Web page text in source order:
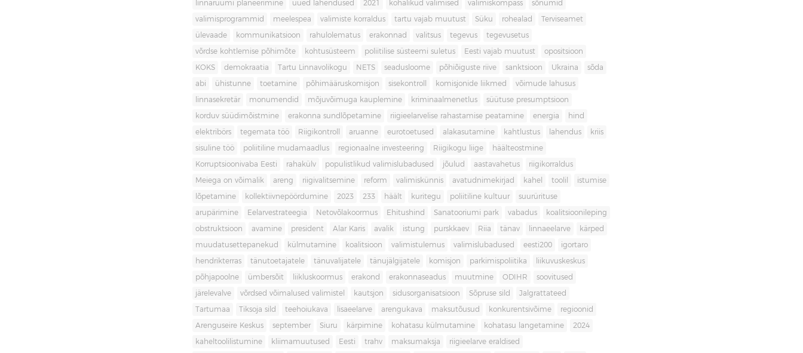
linnaruumi planeerimine uued lahendused 2021 kohalikud valimised valimiskompass sõnumid
valimisprogrammid meelespea valimiste korraldus tartu vajab muutust Süku rohealad Terviseamet
ülevaade kommunikatsioon rahulolematus erakonnad valitsus tegevus tegevusetus
võrdse kohtlemise põhimõte kohtusüsteem poliitilise süsteemi suletus Eesti vajab muutust opositsioon
KOKS demokraatia Tartu Linnavolikogu NETS seadusloome põhiõiguste riive sanktsioon Ukraina sõda
abi ühistunne toetamine põhimääruskomisjon sisekontroll komisjonide liikmed võimude lahusus
linnasekretär monumendid mõjuvõimuga kauplemine kriminaalmenetlus süütuse presumptsioon
korduv süüdimõistmine erakonna sundlõpetamine riigieelarvelise rahastamise peatamine energia hind
elektribörs tegemata töö Riigikontroll aruanne eurotoetused alakasutamine kahtlustus lahendus kriis
sisuline töö poliitiline mudamaadlus regionaalne investeering Riigikogu liige häälteostmine
Korruptsioonivaba Eesti rahakülv populistlikud valimislubadused jõulud aastavahetus riigikorraldus
Meiega on võimalik areng riigivalitsemine reform valimiskünnis avatudnimekirjad kahel toolil istumise
lõpetamine kollektiivnepöördumine 2023 233 häält kuritegu poliitiline kultuur suurürituse
arupärimine Eelarvestrateegia Netovõlakoormus Ehitushind Sanatooriumi park vabadus koalitsioonileping
obstruktsioon avamine president Alar Karis avalik istung purskkaev Riia tänav linnaeelarve kärped
muudatusettepanekud külmutamine koalitsioon valimistulemus valimislubadused eesti200 igortaro
hendrikterras tänutoetajatele tänuvalijatele tänujälgijatele komisjon parkimispoliitika liikuvuskeskus
põhjapoolne ümbersõit liikluskoormus erakond erakonnaseadus muutmine ODIHR soovitused
järelevalve võrdsed võimalused valimistel kautsjon sidusorganisatsioon Sõpruse sild Jalgrattateed
Tartumaa Tiksoja sild teehoiukava lisaeelarve arengukava maksutõusud konkurentsivõime regioonid
Arenguseire Keskus september Siuru kärpimine kohatasu külmutamine kohatasu langetamine 2024
kaheltoolilistumine kliimamuutused Eesti trahv maksumaksja riigieelarve eraldised